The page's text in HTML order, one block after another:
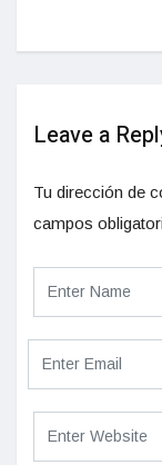
Leave a
Tu dirección de
campos